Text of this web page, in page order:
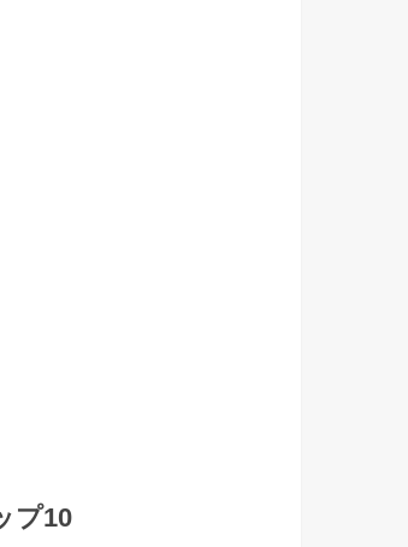
プ10